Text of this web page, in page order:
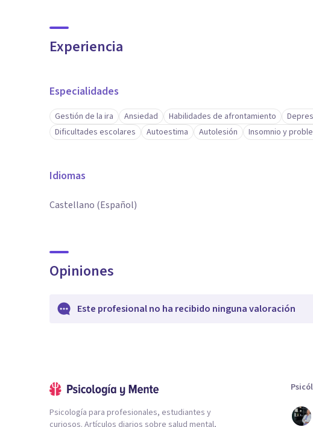
Experiencia
Especialidades
Gestión de la ira Ansiedad Habilidades de afrontamiento
Dificultades escolares
Autoestima Autolesión Insomnio y
Idiomas
Castellano (Español)
Opiniones
Este profesional no ha recibido ninguna valoración
Psicología para profesionales, estudiantes y
curiosos. Artículos diarios sobre salud mental,